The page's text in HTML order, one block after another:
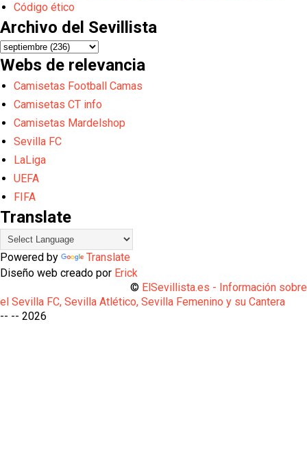
Código ético
Archivo del Sevillista
Webs de relevancia
Camisetas Football Camas
Camisetas CT info
Camisetas Mardelshop
Sevilla FC
LaLiga
UEFA
FIFA
Translate
Powered by
Translate
Diseño web creado por Erick
© ElSevillista.es - Información sobre
el Sevilla FC, Sevilla Atlético, Sevilla Femenino y su Cantera
-- -- 2026